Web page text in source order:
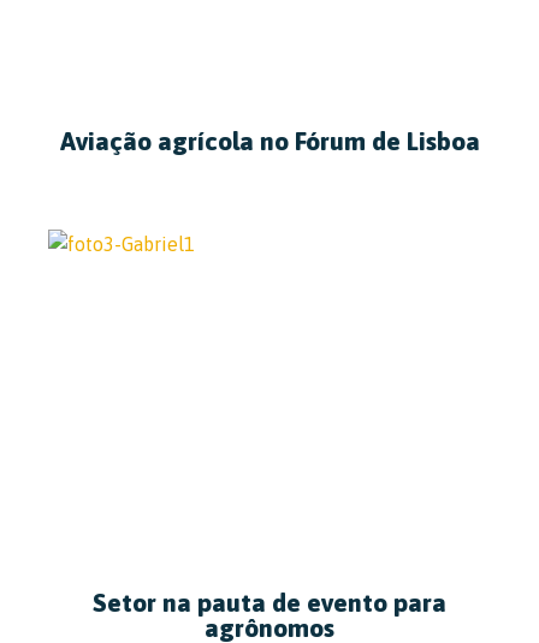
Aviação agrícola no Fórum de Lisboa
Setor na pauta de evento para
agrônomos